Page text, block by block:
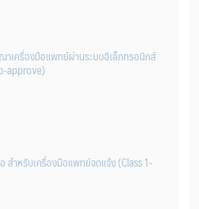
าเครื่องมือแพทย์ผ่านระบบอิเล็กทรอนิกส์
approve)
สำหรับเครื่องมือแพทย์จดแจ้ง (Class 1-